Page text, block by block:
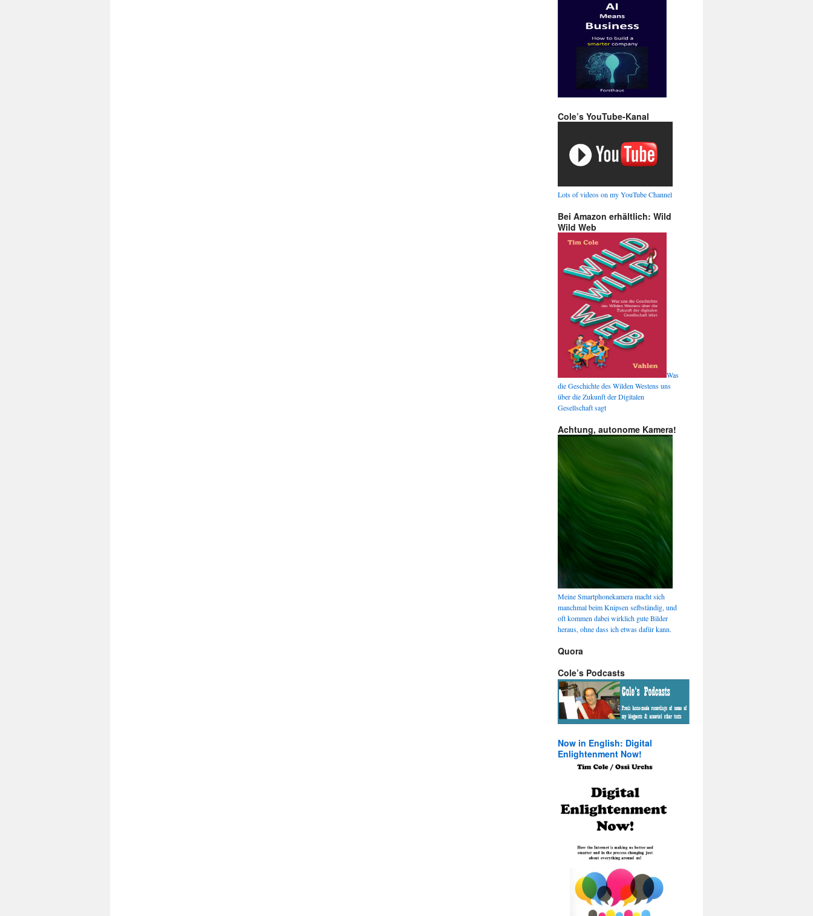
Cole’s YouTube-Kanal
Lots of videos on my YouTube Channel
Bei Amazon erhältlich: Wild
Wild Web
Was
die Geschichte des Wilden Westens uns
über die Zukunft der Digitalen
Gesellschaft sagt
Achtung, autonome Kamera!
Meine Smartphonekamera macht sich
manchmal beim Knipsen selbständig, und
oft kommen dabei wirklich gute Bilder
heraus, ohne dass ich etwas dafür kann.
Quora
Cole’s Podcasts
Now in English: Digital
Enlightenment Now!